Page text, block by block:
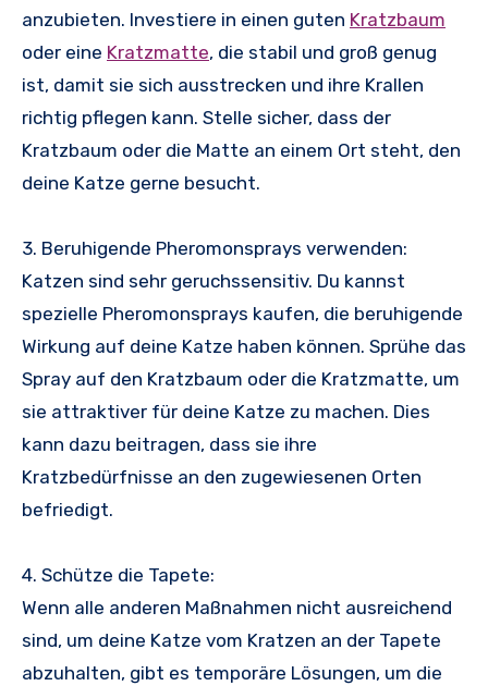
anzubieten. Investiere in einen guten Kratzbaum
oder eine Kratzmatte, die stabil und groß genug
ist, damit sie sich ausstrecken und ihre Krallen
richtig pflegen kann. Stelle sicher, dass der
Kratzbaum oder die Matte an einem Ort steht, den
deine Katze gerne besucht.
3. Beruhigende Pheromonsprays verwenden:
Katzen sind sehr geruchssensitiv. Du kannst
spezielle Pheromonsprays kaufen, die beruhigende
Wirkung auf deine Katze haben können. Sprühe das
Spray auf den Kratzbaum oder die Kratzmatte, um
sie attraktiver für deine Katze zu machen. Dies
kann dazu beitragen, dass sie ihre
Kratzbedürfnisse an den zugewiesenen Orten
befriedigt.
4. Schütze die Tapete:
Wenn alle anderen Maßnahmen nicht ausreichend
sind, um deine Katze vom Kratzen an der Tapete
abzuhalten, gibt es temporäre Lösungen, um die